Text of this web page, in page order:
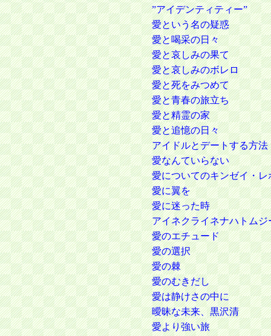
”アイデンティティー”
愛という名の疑惑
愛と喝采の日々
愛と哀しみの果て
愛と哀しみのボレロ
愛と死をみつめて
愛と青春の旅立ち
愛と精霊の家
愛と追憶の日々
アイドルとデートする方法
愛なんていらない
愛についてのキンゼイ・レ
愛に翼を
愛に迷った時
アイネクライネナハトムジ
愛のエチュード
愛の選択
愛の棘
愛のむきだし
愛は静けさの中に
曖昧な未来、黒沢清
愛より強い旅